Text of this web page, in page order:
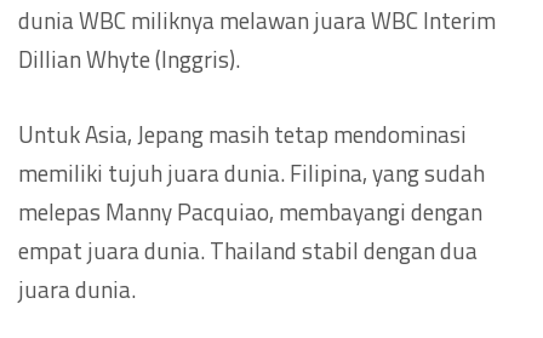
dunia WBC miliknya melawan juara WBC Interim
Dillian Whyte (Inggris).
Untuk Asia, Jepang masih tetap mendominasi
memiliki tujuh juara dunia. Filipina, yang sudah
melepas Manny Pacquiao, membayangi dengan
empat juara dunia. Thailand stabil dengan dua
juara dunia.